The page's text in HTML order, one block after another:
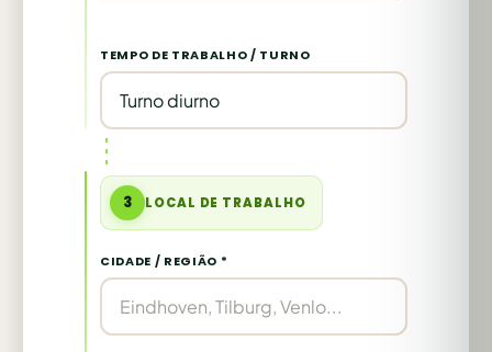
TEMPO DE TRABALHO / TURNO
3 LOCAL DE TRABALHO
CIDADE / REGIÃO *